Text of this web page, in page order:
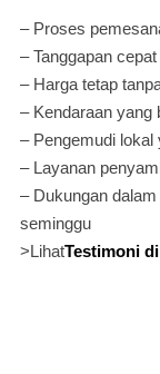
– Proses
– Tanggapan
– Harga tetap
– Kendaraan yang
– Pengemudi lokal
– Layanan
– Dukungan
seminggu
>LihatTestimoni